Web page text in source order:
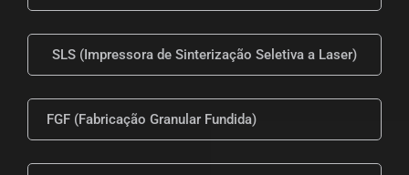
SLS (Impressora de Sinterização Seletiva a Laser)
FGF (Fabricação Granular Fundida)